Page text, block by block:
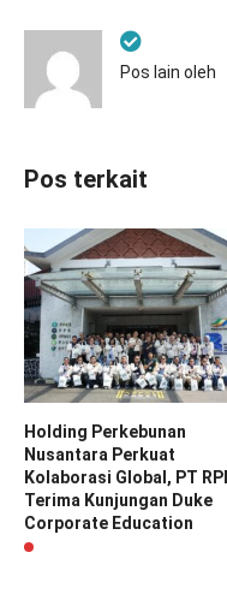
Pos lain oleh
Pos terkait
Holding Perkebunan
Nusantara Perkuat
Kolaborasi Global, PT
Terima Kunjungan Duke
Corporate Education